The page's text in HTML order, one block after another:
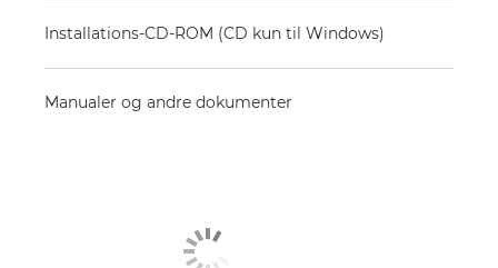
Installations-CD-ROM (CD kun til Windows)
Manualer og andre dokumenter